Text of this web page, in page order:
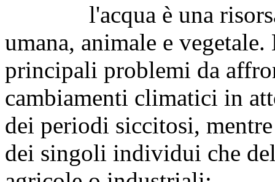
l'acqua è una risorsa
umana, animale e
principali problemi da
cambiamenti climatici in
dei periodi siccitosi,
dei singoli individui che